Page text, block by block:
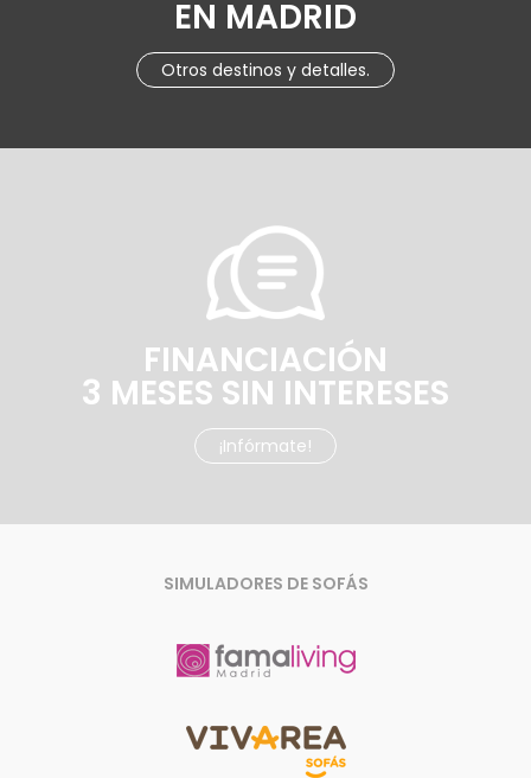
EN MADRID
Otros destinos y detalles.
FINANCIACIÓN
3 MESES SIN INTERESES
¡Infórmate!
SIMULADORES DE SOFÁS